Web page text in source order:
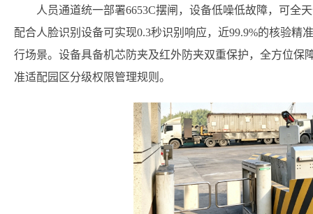
人员通道统一部署6653C摆闸，设备低噪低故障，可全
配合人脸识别设备可实现0.3秒识别响应，近99.9%的核验
行场景。设备具备机芯防夹及红外防夹双重保护，全方位保
准适配园区分级权限管理规则。